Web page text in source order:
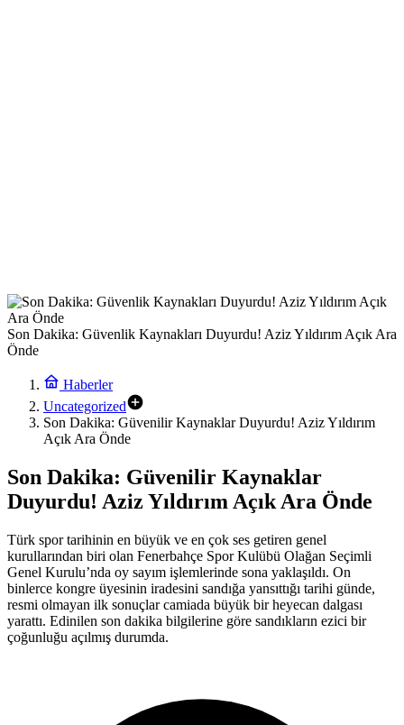
Son Dakika: Güvenlik Kaynakları Duyurdu! Aziz Yıldırım Açık Ara
Önde
Haberler
Uncategorized
Son Dakika: Güvenilir Kaynaklar Duyurdu! Aziz Yıldırım
Açık Ara Önde
Son Dakika: Güvenilir Kaynaklar
Duyurdu! Aziz Yıldırım Açık Ara Önde
Türk spor tarihinin en büyük ve en çok ses getiren genel
kurullarından biri olan Fenerbahçe Spor Kulübü Olağan Seçimli
Genel Kurulu’nda oy sayım işlemlerinde sona yaklaşıldı. On
binlerce kongre üyesinin iradesini sandığa yansıttığı tarihi günde,
resmi olmayan ilk sonuçlar camiada büyük bir heyecan dalgası
yarattı. Edinilen son dakika bilgilerine göre sandıkların ezici bir
çoğunluğu açılmış durumda.